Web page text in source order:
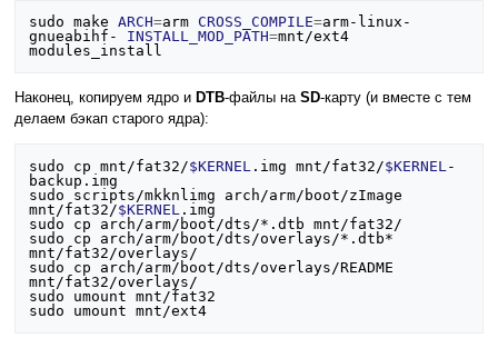
sudo make ARCH=arm CROSS_COMPILE=arm-linux-
gnueabihf- INSTALL_MOD_PATH=mnt/ext4
Наконец, копируем ядро и DTB-файлы на SD-карту (и вместе с тем
делаем бэкап старого ядра):
sudo cp mnt/fat32/$KERNEL .img mnt/fat32/$KERNEL -
backup.img
sudo scripts/mkknlimg arch/arm/boot/zImage
mnt/fat32/$KERNEL .img
sudo cp arch/arm/boot/dts/*.dtb mnt/fat32/
sudo cp arch/arm/boot/dts/overlays/*.dtb*
mnt/fat32/overlays/
sudo cp arch/arm/boot/dts/overlays/README
mnt/fat32/overlays/
sudo umount mnt/fat32